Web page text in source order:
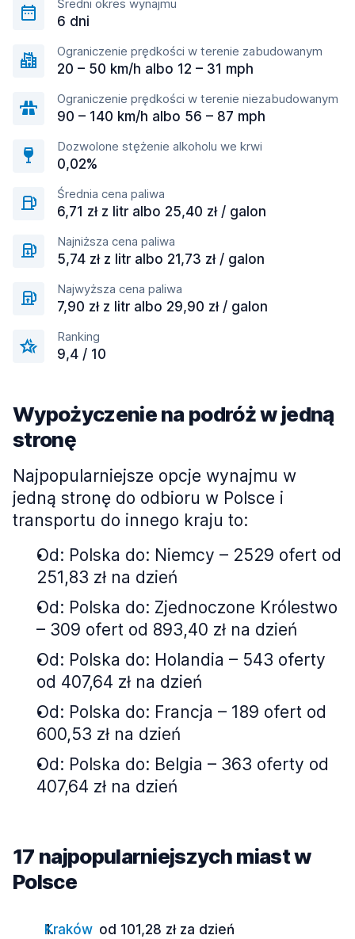
Średni okres wynajmu
6 dni
Ograniczenie prędkości w terenie zabudowanym
20 – 50 km/h albo 12 – 31 mph
Ograniczenie prędkości w terenie niezabudowanym
90 – 140 km/h albo 56 – 87 mph
Dozwolone stężenie alkoholu we krwi
0,02%
Średnia cena paliwa
6,71 zł z litr albo 25,40 zł / galon
Najniższa cena paliwa
5,74 zł z litr albo 21,73 zł / galon
Najwyższa cena paliwa
7,90 zł z litr albo 29,90 zł / galon
Ranking
9,4 / 10
Wypożyczenie na podróż w jedną
stronę
Najpopularniejsze opcje wynajmu w
jedną stronę do odbioru w Polsce i
transportu do innego kraju to:
Od: Polska do: Niemcy – 2529 ofert od
251,83 zł na dzień
Od: Polska do: Zjednoczone Królestwo
– 309 ofert od 893,40 zł na dzień
Od: Polska do: Holandia – 543 oferty
od 407,64 zł na dzień
Od: Polska do: Francja – 189 ofert od
600,53 zł na dzień
Od: Polska do: Belgia – 363 oferty od
407,64 zł na dzień
17 najpopularniejszych miast w
Polsce
Kraków od 101,28 zł za dzień